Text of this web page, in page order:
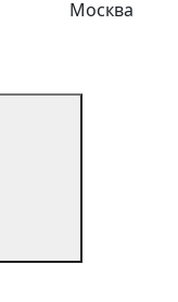
Москва